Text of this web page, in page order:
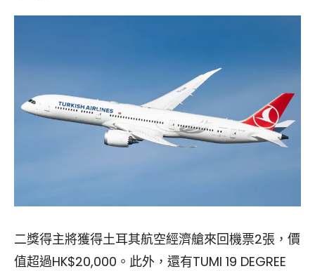
二獎得主將獲得土耳其航空經濟艙來回機票2張，價
值超過HK$20,000。此外，還有TUMI 19 DEGREE